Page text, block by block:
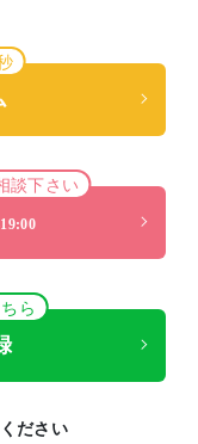
談下さい
ら
ださい